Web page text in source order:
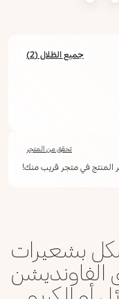
جميع الظلال (2)
تحقق من المتجر
المنتج في متجر قريب منك!
بشعيرات
الفاونديشن